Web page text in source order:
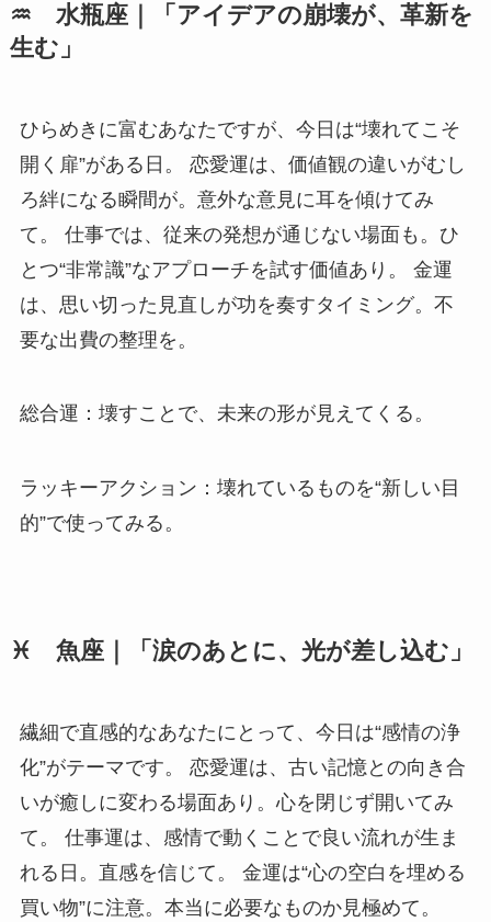
♒ 水瓶座｜「アイデアの崩壊が、革新を
生む」
ひらめきに富むあなたですが、今日は“壊れてこそ
開く扉”がある日。 恋愛運は、価値観の違いがむし
ろ絆になる瞬間が。意外な意見に耳を傾けてみ
て。 仕事では、従来の発想が通じない場面も。ひ
とつ“非常識”なアプローチを試す価値あり。 金運
は、思い切った見直しが功を奏すタイミング。不
要な出費の整理を。
総合運：壊すことで、未来の形が見えてくる。
ラッキーアクション：壊れているものを“新しい目
的”で使ってみる。
♓ 魚座｜「涙のあとに、光が差し込む」
繊細で直感的なあなたにとって、今日は“感情の浄
化”がテーマです。 恋愛運は、古い記憶との向き合
いが癒しに変わる場面あり。心を閉じず開いてみ
て。 仕事運は、感情で動くことで良い流れが生ま
れる日。直感を信じて。 金運は“心の空白を埋める
買い物”に注意。本当に必要なものか見極めて。